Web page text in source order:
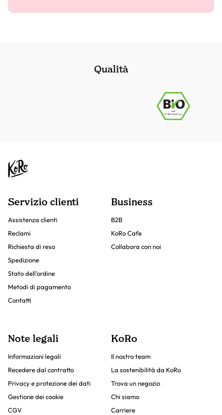
Qualità
Servizio clienti
Assistenza clienti
Reclami
Richiesta di reso
Spedizione
Stato dell'ordine
Metodi di pagamento
Contatti
Business
B2B
KoRo Cafe
Collabora con noi
Note legali
Informazioni legali
Recedere dal contratto
Privacy e protezione dei dati
Gestione dei cookie
CGV
KoRo
Il nostro team
La sostenibilità da KoRo
Trova un negozio
Chi siamo
Carriere